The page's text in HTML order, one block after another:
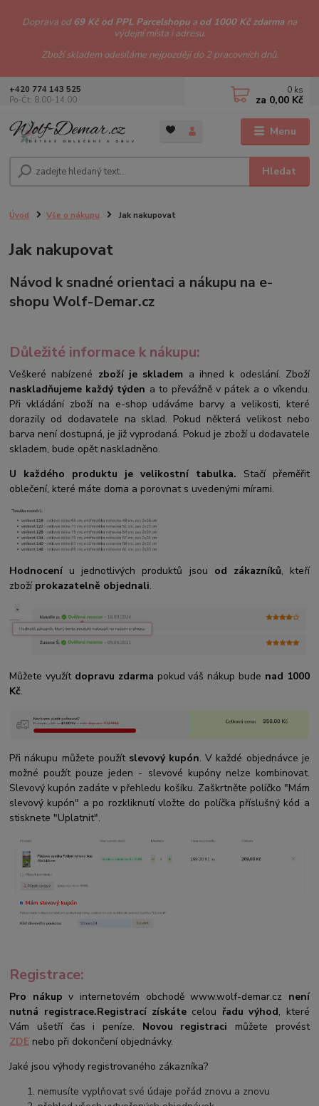
Doprava od69 Kč od PPL Parcelshopu a od 1000 Kč zdarma na
výdejní místa i adresu.
Zboží skladem odesíláme nejpozději do 2 pracovních dnů.
Menu
Hledat
+420 774 143 525
Po-Čt: 8.00-14.00
0 ks
za 0,00 Kč
Úvod Vše o nákupu Jak nakupovat
Jak nakupovat
Návod k snadné orientaci a nákupu na e-
shopu Wolf-Demar.cz
Důležité informace k nákupu:
Veškeré nabízené zboží je skladem a ihned k odeslání. Zboží
naskladňujeme každý týden a to převážně v pátek a o víkendu.
Při vkládání zboží na e-shop udáváme barvy a velikosti, které
dorazily od dodavatele na sklad. Pokud některá velikost nebo
barva není dostupná, je již vyprodaná. Pokud je zboží u dodavatele
skladem, bude opět naskladněno.
U každého produktu je velikostní tabulka. Stačí přeměřit
oblečení, které máte doma a porovnat s uvedenými mírami.
Hodnocení u jednotlivých produktů jsou od zákazníků, kteří
zboží prokazatelně objednali.
Můžete využít dopravu zdarma pokud váš nákup bude nad 1000
Kč.
Při nákupu můžete použít slevový kupón. V každé objednávce je
možné použít pouze jeden - slevové kupóny nelze kombinovat.
Slevový kupón zadáte v přehledu košíku. Zaškrtněte políčko "Mám
slevový kupón" a po rozkliknutí vložte do políčka příslušný kód a
stisknete "Uplatnit".
Registrace:
Pro nákup v internetovém obchodě www.wolf-demar.cz není
nutná registrace.Registrací získáte celou řadu výhod, které
Vám ušetří čas i peníze. Novou registraci můžete provést
ZDE nebo při dokončení objednávky.
Jaké jsou výhody registrovaného zákazníka?
nemusíte vyplňovat své údaje pořád znovu a znovu